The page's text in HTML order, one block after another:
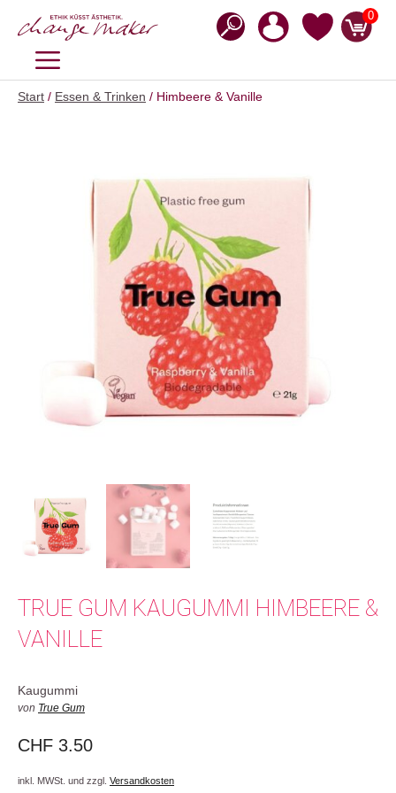
Inhalt
0
MENÜ
Start / Essen & Trinken / Himbeere & Vanille
TRUE GUM KAUGUMMI HIMBEERE &
VANILLE
Kaugummi
von True Gum
CHF 3.50
inkl. MWSt. und zzgl. Versandkosten